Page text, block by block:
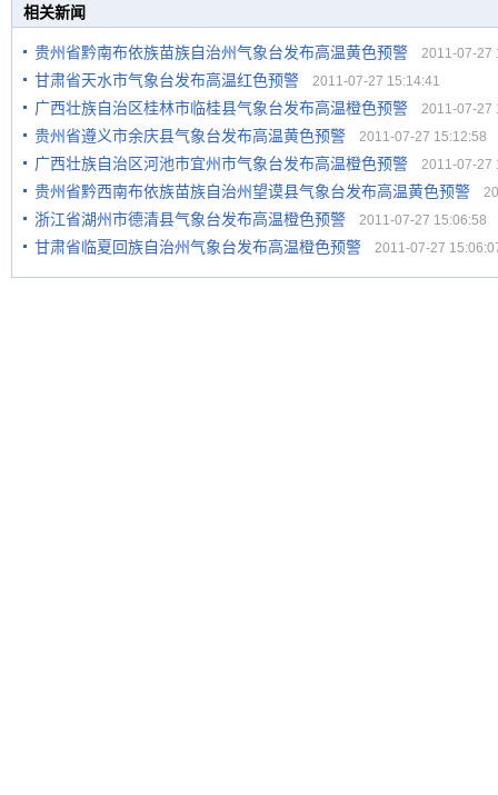
相关新闻
贵州省黔南布依族苗族自治州气象台发布高温黄色预警 2011-07-27
甘肃省天水市气象台发布高温红色预警 2011-07-27 15:14:41
广西壮族自治区桂林市临桂县气象台发布高温橙色预警 2011-07-27
贵州省遵义市余庆县气象台发布高温黄色预警 2011-07-27 15:12:58
广西壮族自治区河池市宜州市气象台发布高温橙色预警 2011-07-27
贵州省黔西南布依族苗族自治州望谟县气象台发布高温黄色预警
浙江省湖州市德清县气象台发布高温橙色预警 2011-07-27 15:06:58
甘肃省临夏回族自治州气象台发布高温橙色预警 2011-07-27